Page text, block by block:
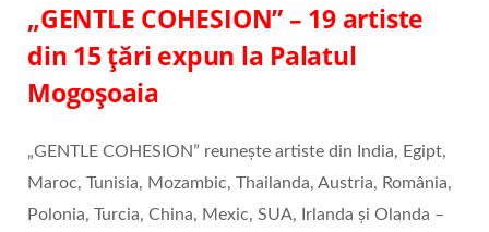
„GENTLE COHESION” – 19 artiste
din 15 țări expun la Palatul
Mogoșoaia
„GENTLE COHESION” reunește artiste din India, Egipt,
Maroc, Tunisia, Mozambic, Thailanda, Austria, România,
Polonia, Turcia, China, Mexic, SUA, Irlanda și Olanda –